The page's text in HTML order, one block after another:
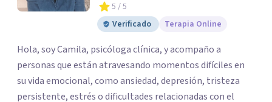
5 / 5
Verificado
Terapia Online
Hola, soy Camila, psicóloga clínica, y acompaño a
personas que están atravesando momentos difíciles en
su vida emocional, como ansiedad, depresión, tristeza
persistente, estrés o dificultades relacionadas con el